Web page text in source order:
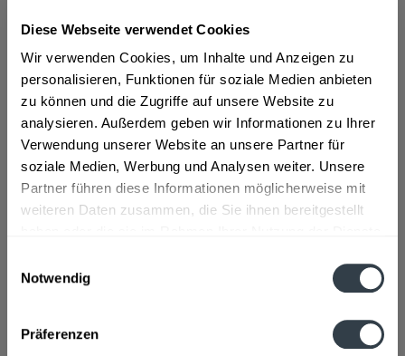
Diese Webseite verwendet Cookies
Wir verwenden Cookies, um Inhalte und Anzeigen zu
personalisieren, Funktionen für soziale Medien anbieten
zu können und die Zugriffe auf unsere Website zu
analysieren. Außerdem geben wir Informationen zu Ihrer
Verwendung unserer Website an unsere Partner für
soziale Medien, Werbung und Analysen weiter. Unsere
Partner führen diese Informationen möglicherweise mit
weiteren Daten zusammen, die Sie ihnen bereitgestellt
Notwendig
Präferenzen
ab 5,39 € *
Inhalt:0.75 Liter (7,19 € * / 1 Liter)
inkl. MwSt.ggf. zzgl. Erschwerniszuschlag
Vorrätig
In den Warenkorb
Artikel-Nr.:
32503
Verfügbar in:
Enthält SULFITE